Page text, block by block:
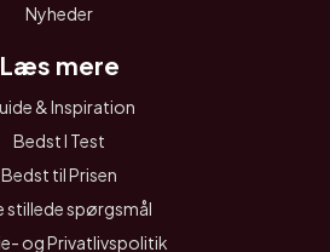
Nyheder
Læs mere
& Inspiration
Bedst I Test
Bedst til Prisen
stillede spørgsmål
og Privatlivspolitik